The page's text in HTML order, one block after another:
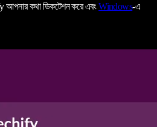
আপনার কথা ডিকটেশন করে এবংWindows-এ